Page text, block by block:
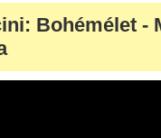
Bohémélet -